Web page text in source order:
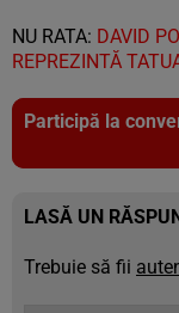
NU RATA: DAVID
REPREZINTĂ
Participă la
LASĂ UN
Trebuie să fii